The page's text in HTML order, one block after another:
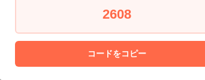
・クリ
◆ご心
2608
コードをコピー